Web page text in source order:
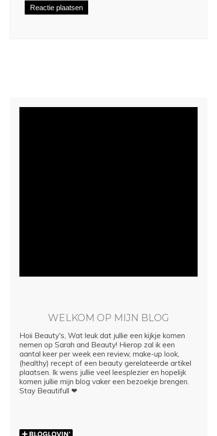
WELKOM OP MIJN BLOG
Hoii Beauty's, Wat leuk dat jullie een kijkje komen
nemen op Sarah and Beauty! Hierop zal ik een
aantal keer per week een review, make-up look,
(healthy) recept of een beauty gerelateerde artikel
plaatsen. Ik wens jullie veel leesplezier en hopelijk
komen jullie mijn blog vaker een bezoekje brengen.
Stay Beautifull ❤